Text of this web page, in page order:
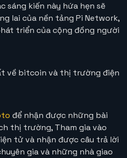
sáng kiến này hứa hẹn sẽ
lai của nền tảng Pi Network,
triển của cộng đồng người
về bitcoin và thị trường điện
để nhận được những bài
thị trường, Tham gia vào
tử và nhận được câu trả lời
gia và những nhà giao